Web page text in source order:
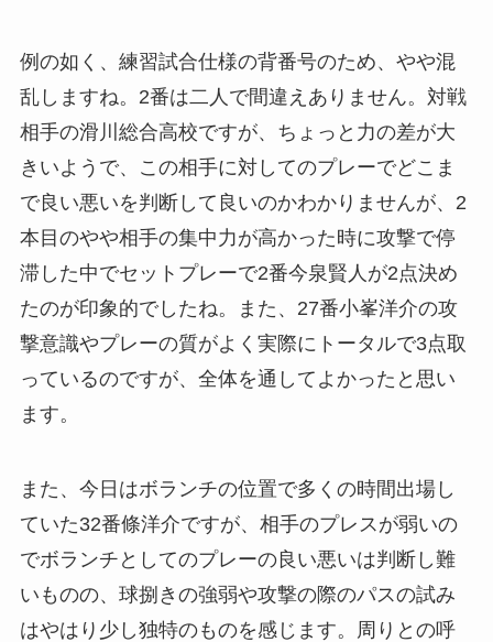
例の如く、練習試合仕様の背番号のため、やや混
乱しますね。2番は二人で間違えありません。対戦
相手の滑川総合高校ですが、ちょっと力の差が大
きいようで、この相手に対してのプレーでどこま
で良い悪いを判断して良いのかわかりませんが、2
本目のやや相手の集中力が高かった時に攻撃で停
滞した中でセットプレーで2番今泉賢人が2点決め
たのが印象的でしたね。また、27番小峯洋介の攻
撃意識やプレーの質がよく実際にトータルで3点取
っているのですが、全体を通してよかったと思い
ます。
また、今日はボランチの位置で多くの時間出場し
ていた32番條洋介ですが、相手のプレスが弱いの
でボランチとしてのプレーの良い悪いは判断し難
いものの、球捌きの強弱や攻撃の際のパスの試み
はやはり少し独特のものを感じます。周りとの呼